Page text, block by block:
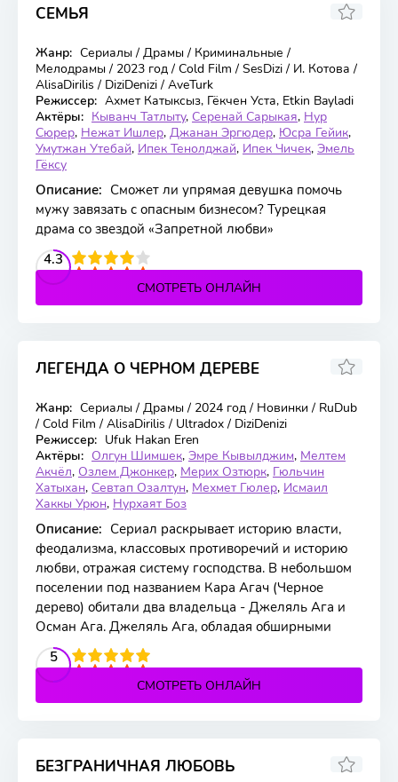
СЕМЬЯ
30 серия
Жанр: Сериалы / Драмы / Криминальные /
Мелодрамы / 2023 год / Cold Film / SesDizi / И. Котова /
AlisaDirilis / DiziDenizi / AveTurk
Режиссер: Ахмет Катыксыз, Гёкчен Уста, Etkin Bayladi
Актёры: Кыванч Татлыту, Серенай Сарыкая, Нур
Сюрер, Нежат Ишлер, Джанан Эргюдер, Юсра Гейик,
Умутжан Утебай, Ипек Тенолджай, Ипек Чичек, Эмель
Гёксу
Описание: Сможет ли упрямая девушка помочь
мужу завязать с опасным бизнесом? Турецкая
драма со звездой «Запретной любви»
4.3
4 5
СМОТРЕТЬ ОНЛАЙН
ЛЕГЕНДА О ЧЕРНОМ ДЕРЕВЕ
30 серия
8.1
Жанр: Сериалы / Драмы / 2024 год / Новинки / RuDub
/ Cold Film / AlisaDirilis / Ultradox / DiziDenizi
Режиссер: Ufuk Hakan Eren
Актёры: Олгун Шимшек, Эмре Кывылджим, Мелтем
Акчёл, Озлем Джонкер, Мерих Озтюрк, Гюльчин
Хатыхан, Севтап Озалтун, Мехмет Гюлер, Исмаил
Хаккы Урюн, Нурхаят Боз
Описание: Сериал раскрывает историю власти,
феодализма, классовых противоречий и историю
любви, отражая систему господства. В небольшом
поселении под названием Кара Агач (Черное
дерево) обитали два владельца - Джеляль Ага и
Осман Ага. Джеляль Ага, обладая обширными
5
4 5
СМОТРЕТЬ ОНЛАЙН
БЕЗГРАНИЧНАЯ ЛЮБОВЬ
8.6 7.1